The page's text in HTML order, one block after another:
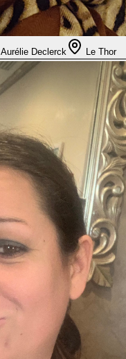
Aurélie Declerck Le Thor